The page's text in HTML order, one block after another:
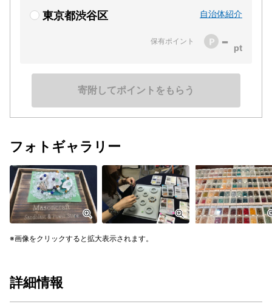
東京都渋谷区 自治体紹介
保有ポイント -
寄附してポイントをもらう
フォトギャラリー
画像をクリックすると拡大表示されます。
詳細情報